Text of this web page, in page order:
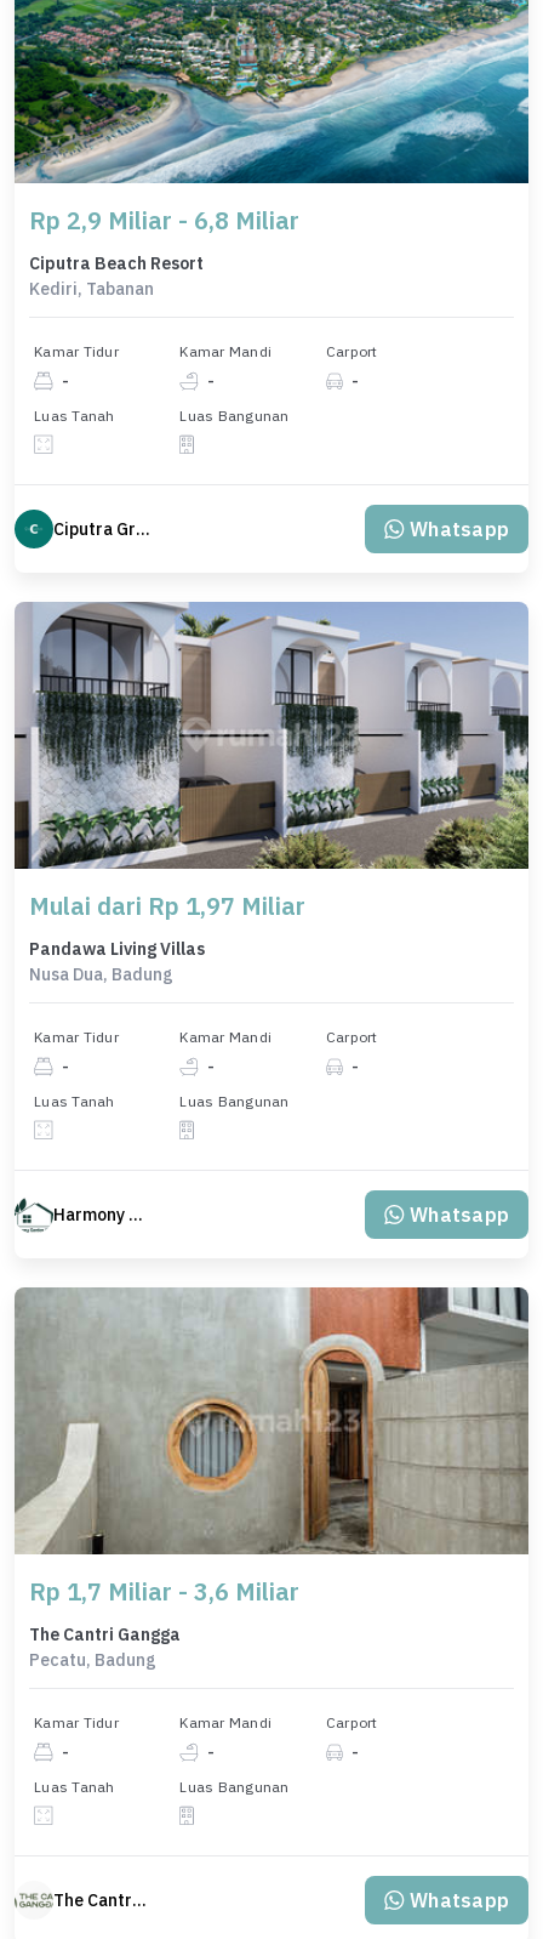
Rp 2,9 Miliar - 6,8 Miliar
Ciputra Beach Resort
Kediri, Tabanan
Kamar Tidur
-
Kamar Mandi
-
Carport
-
Luas Tanah Luas Bangunan
Ciputra Group Whatsapp
Mulai dari Rp 1,97 Miliar
Pandawa Living Villas
Nusa Dua, Badung
Kamar Tidur
-
Kamar Mandi
-
Carport
-
Luas Tanah Luas Bangunan
Harmony Property Whatsapp
Rp 1,7 Miliar - 3,6 Miliar
The Cantri Gangga
Pecatu, Badung
Kamar Tidur
-
Kamar Mandi
-
Carport
-
Luas Tanah Luas Bangunan
The Cantri Gangga Whatsapp